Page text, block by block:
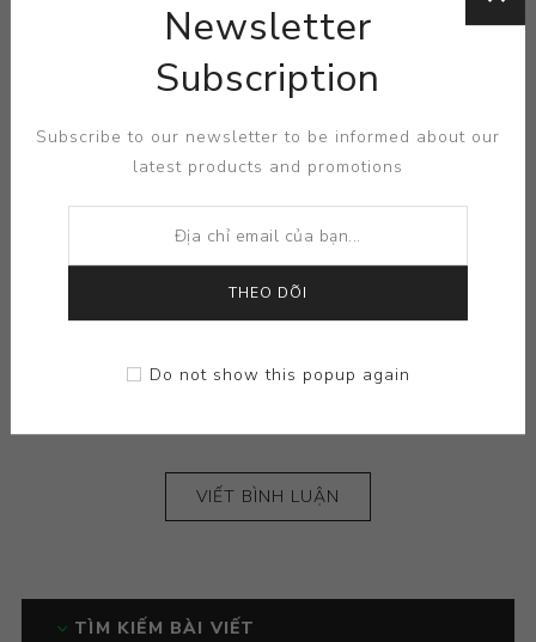
VIẾT BÌNH LUẬN
TÌM KIẾM BÀI VIẾT
Newsletter
Subscription
Subscribe to our newsletter to be informed about our
latest products and promotions
THEO DÕI
Do not show this popup again